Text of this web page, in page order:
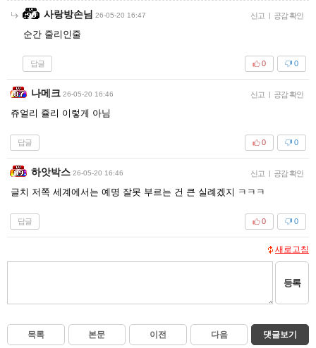
사랑방손님 26-05-20 16:47 신고 | 공감 확인
순간 줄리인줄
답글 0
0
나메크 26-05-20 16:46 신고 | 공감 확인
쥬얼리 쥴리 이렇게 아님
답글 0
0
하앗박스 26-05-20 16:46 신고 | 공감 확인
글치 저쪽 세계에서는 예명 잘못 부르는 건 큰 실례겠지 ㅋㅋㅋ
답글 0
0
새로고침
등록
목록 본문 이전 다음 댓글보기